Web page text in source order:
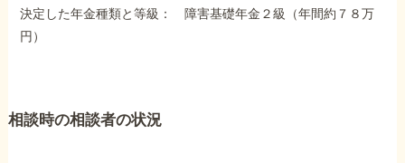
決定した年金種類と等級： 障害基礎年金２級（年間約７８万
円）
相談時の相談者の状況